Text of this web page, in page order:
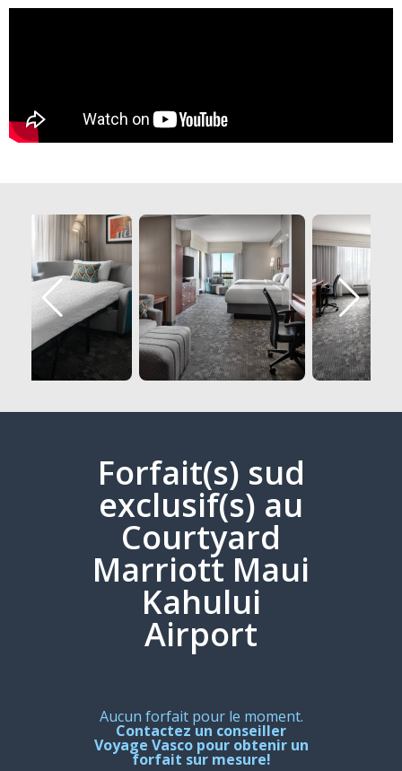
Forfait(s) sud
exclusif(s) au
Courtyard
Marriott Maui
Kahului
Airport
Aucun forfait pour le moment.
Contactez un conseiller
Voyage Vasco pour obtenir un
forfait sur mesure!